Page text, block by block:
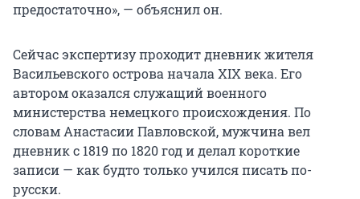
предостаточно», — объяснил он.
Сейчас экспертизу проходит дневник жителя
Васильевского острова начала XIX века. Его
автором оказался служащий военного
министерства немецкого происхождения. По
словам Анастасии Павловской, мужчина вел
дневник с 1819 по 1820 год и делал короткие
записи — как будто только учился писать по-
русски.